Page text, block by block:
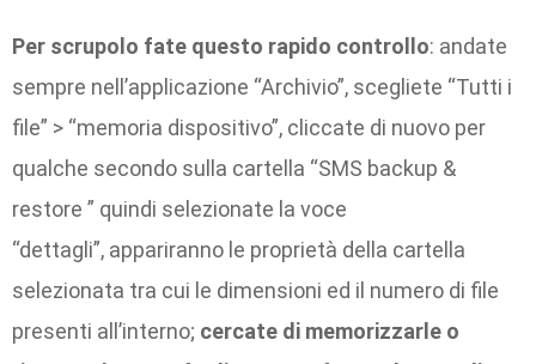
Per scrupolo fate questo rapido controllo: andate
sempre nell’applicazione “Archivio”, scegliete “Tutti i
file” > “memoria dispositivo”, cliccate di nuovo per
qualche secondo sulla cartella “SMS backup &
restore ” quindi selezionate la voce
“dettagli”, appariranno le proprietà della cartella
selezionata tra cui le dimensioni ed il numero di file
presenti all’interno; cercate di memorizzarle o